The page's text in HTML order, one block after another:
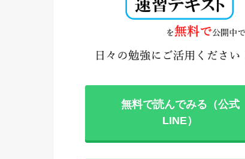
無料で読んでみる（公式
LINE）